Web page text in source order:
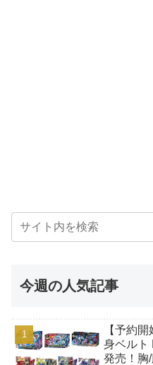
今週の人気記事
【予約
身ベルト
発売！胸